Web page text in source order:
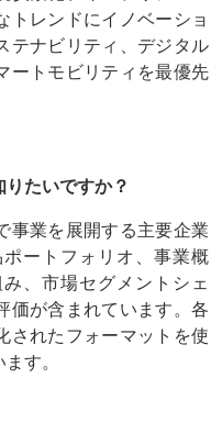
トレンドにイノベーショ
テナビリティ、デジタル
ートモビリティを最優先
たいですか？
事業を展開する主要企業
ートフォリオ、事業概
、市場セグメントシェ
価が含まれています。各
されたフォーマットを使
す。